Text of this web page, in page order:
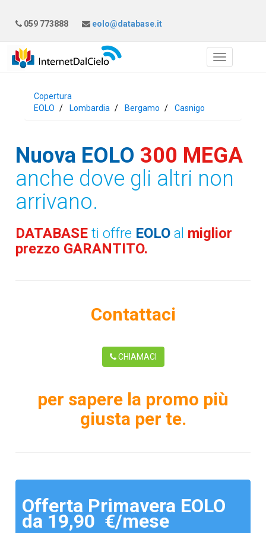
059 773888 eolo@database.it
Copertura
EOLO
Lombardia Bergamo Casnigo
Nuova EOLO 300 MEGA
anche dove gli altri non
arrivano.
DATABASEti offre EOLO al miglior
prezzo GARANTITO.
Contattaci
CHIAMACI
per sapere la promo più
giusta per te.
Offerta Primavera EOLO
da 19,90 €/mese